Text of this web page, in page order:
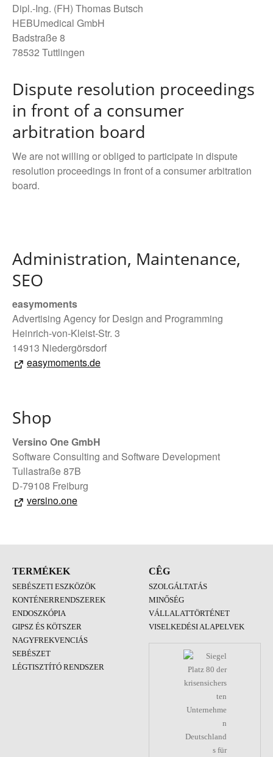
Dipl.-Ing. (FH) Thomas Butsch
HEBUmedical GmbH
Badstraße 8
78532 Tuttlingen
Dispute resolution proceedings
in front of a consumer
arbitration board
We are not willing or obliged to participate in dispute
resolution proceedings in front of a consumer arbitration
board.
Administration, Maintenance,
SEO
easymoments
Advertising Agency for Design and Programming
Heinrich-von-Kleist-Str. 3
14913 Niedergörsdorf
easymoments.de
Shop
Versino One GmbH
Software Consulting and Software Development
Tullastraße 87B
D-79108 Freiburg
versino.one
TERMÉKEK
SEBÉSZETI ESZKÖZÖK
KONTÉNERRENDSZEREK
ENDOSZKÓPIA
GIPSZ ÉS KÖTSZER
NAGYFREKVENCIÁS
SEBÉSZET
LÉGTISZTÍTÓ RENDSZER
CÊG
SZOLGÁLTATÁS
MINŐSÉG
VÁLLALATTÖRTÉNET
VISELKEDÉSI ALAPELVEK